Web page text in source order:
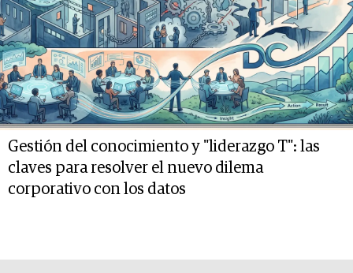
Gestión del conocimiento y "liderazgo T": las
claves para resolver el nuevo dilema
corporativo con los datos